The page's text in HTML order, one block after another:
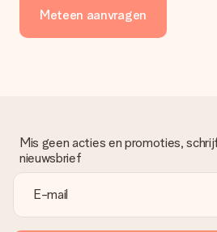
Meteen aanvragen
Mis geen acties en promoties,
nieuwsbrief